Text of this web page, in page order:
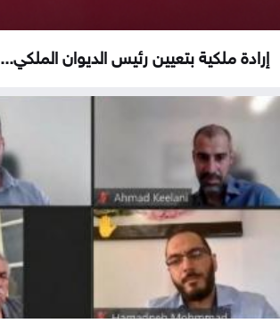
إرادة ملكية بتعيين رئيس الديوان الملكي...